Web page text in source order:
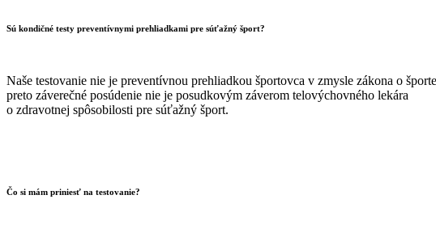
Sú kondičné testy preventívnymi prehliadkami pre súťažný šport?
Naše testovanie nie je preventívnou prehliadkou športovca v zmysle zákona o
preto záverečné posúdenie nie je posudkovým záverom telovýchovného lekára
o zdravotnej spôsobilosti pre súťažný šport.
Čo si mám priniesť na testovanie?